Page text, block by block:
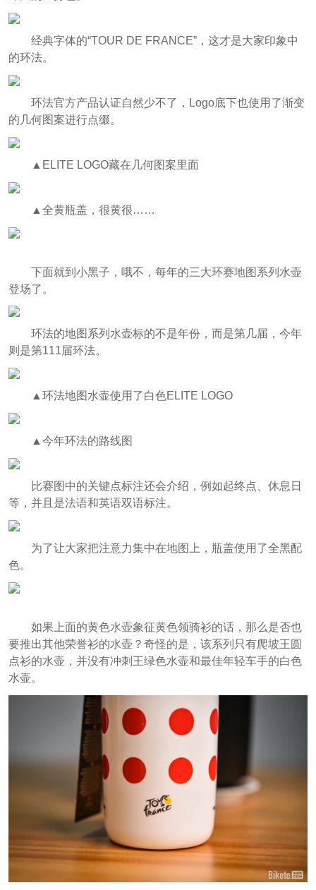
经典字体的“TOUR DE FRANCE”，这才是大家印象中
的环法。
环法官方产品认证自然少不了，Logo底下也使用了渐变
的几何图案进行点缀。
▲ELITE LOGO藏在几何图案里面
▲全黄瓶盖，很黄很……
下面就到小黑子，哦不，每年的三大环赛地图系列水壶
登场了。
环法的地图系列水壶标的不是年份，而是第几届，今年
则是第111届环法。
▲环法地图水壶使用了白色ELITE LOGO
▲今年环法的路线图
比赛图中的关键点标注还会介绍，例如起终点、休息日
等，并且是法语和英语双语标注。
为了让大家把注意力集中在地图上，瓶盖使用了全黑配
色。
如果上面的黄色水壶象征黄色领骑衫的话，那么是否也
要推出其他荣誉衫的水壶？奇怪的是，该系列只有爬坡王圆
点衫的水壶，并没有冲刺王绿色水壶和最佳年轻车手的白色
水壶。